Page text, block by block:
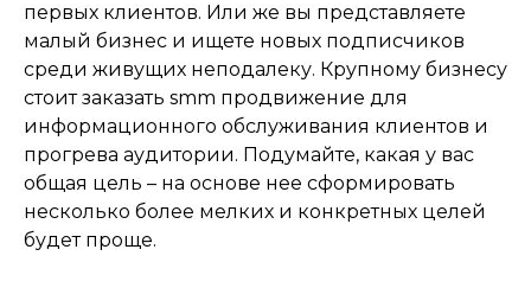
первых клиентов. Или же вы представляете
малый бизнес и ищете новых подписчиков
среди живущих неподалеку. Крупному бизнесу
стоит заказать smm продвижение для
информационного обслуживания клиентов и
прогрева аудитории. Подумайте, какая у вас
общая цель – на основе нее сформировать
несколько более мелких и конкретных целей
будет проще.